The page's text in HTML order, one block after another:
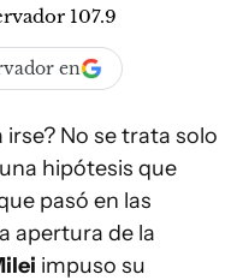
107.9
en
irse? No se trata solo
hipótesis que
pasó en las
apertura de la
impuso su